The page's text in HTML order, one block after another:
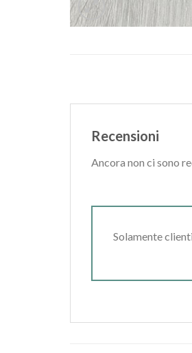
Recensioni
Ancora non ci sono
Solamente